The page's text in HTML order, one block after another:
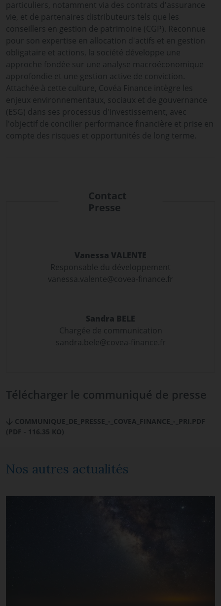
particuliers, notamment via des contrats d'assurance
vie, et de partenaires distributeurs tels que les
conseillers en gestion de patrimoine (CGP). Reconnue
pour son expertise en allocation d'actifs et en gestion
obligataire et actions, la société développe une
approche fondée sur une analyse macroéconomique
approfondie et une gestion active de conviction.
Attachée à cette culture, Covéa Finance intègre les
enjeux environnementaux, sociaux et de gouvernance
(ESG) dans ses processus d'investissement, avec
l'objectif de concilier performance financière et prise en
compte des risques et opportunités de long terme.
Contact
Presse
Vanessa VALENTE
Responsable du développement
vanessa.valente@covea-finance.fr
Sandra BELE
Chargée de communication
sandra.bele@covea-finance.fr
Télécharger le communiqué de presse
COMMUNIQUE_DE_PRESSE_-_COVEA_FINANCE_-_PRI.PDF
(PDF - 116.35 KO)
Nos autres actualités